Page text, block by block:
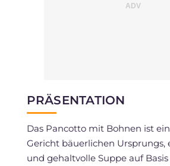
PRÄSENTATION
Das Pancotto mit Bohnen ist
Gericht bäuerlichen Ursprungs,
und gehaltvolle Suppe auf Basis